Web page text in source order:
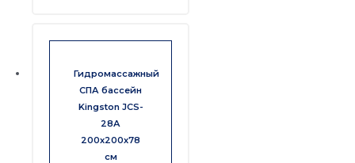
Гидромассажный
СПА бассейн
Kingston JCS-
28А
200x200x78
см